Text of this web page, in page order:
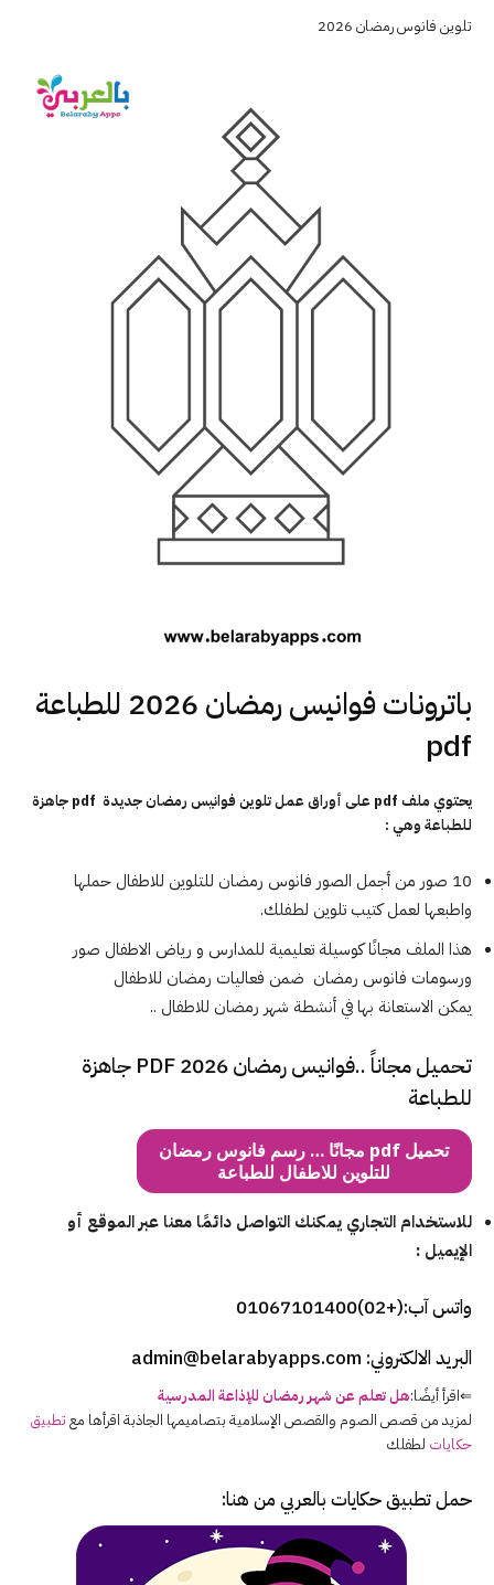
تلوين فانوس رمضان 2026
باترونات فوانيس رمضان 2026 للطباعة
pdf
يحتوي ملف pdf على أوراق عمل تلوين فوانيس رمضان جديدة pdf جاهزة
للطباعة وهي :
10 صور من أجمل الصور فانوس رمضان للتلوين للاطفال حملها
واطبعها لعمل كتيب تلوين لطفلك.
هذا الملف مجانًا كوسيلة تعليمية للمدارس و رياض الاطفال صور
ورسومات فانوس رمضان ضمن فعاليات رمضان للاطفال
يمكن الاستعانة بها في أنشطة شهر رمضان للاطفال ..
تحميل مجاناً ..فوانيس رمضان 2026 PDF جاهزة
للطباعة
تحميل pdf مجانًا … رسم فانوس رمضان
للتلوين للاطفال للطباعة
للاستخدام التجاري يمكنك التواصل دائمًا معنا عبر الموقع أو
الإيميل :
واتس آب:(+02)01067101400
البريد الالكتروني: admin@belarabyapps.com
⇐اقرأ أيضًا:هل تعلم عن شهر رمضان للإذاعة المدرسية
لمزيد من قصص الصوم والقصص الإسلامية بتصاميمها الجاذبة اقرأها معتطبيق
حكايات لطفلك
حمل تطبيق حكايات بالعربي من هنا: